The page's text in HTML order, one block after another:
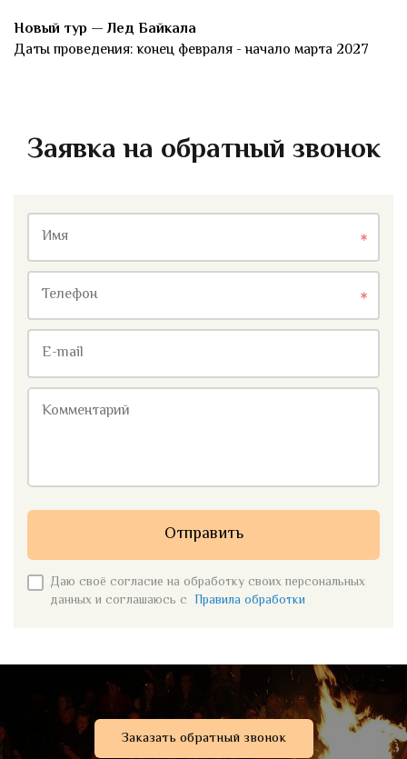
Новый тур — Лед Байкала
Даты проведения: конец февраля - начало марта 2027
Заявка на обратный звонок
Имя
Телефон
E-mail
Комментарий
Отправить
Даю своё согласие на обработку своих персональных
данных и соглашаюсь с Правила обработки
Заказать обратный звонок